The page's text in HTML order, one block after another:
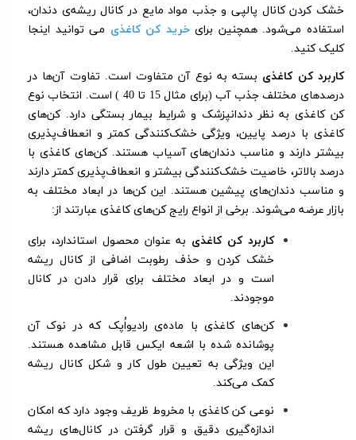
خشک کردن کانال پالپی و جذب مواد مایع در کانال ریشه‌ی دندان،
استفاده می‌شود. همچنین برایخرید کن کاغذی می توانید اینجا
کلیک کنید.
کاربرد کن کاغذی بسته به نوع آن متفاوت است. تفاوت آن‌ها در
درصدهای مختلف جذب آب (برای مثال 15 تا 40 ) است. انتخاب نوع
کن کاغذی به نظر دندانپزشک و شرایط بیمار بستگی دارد. کن‌های
کاغذی با درصد پایین‌، ویژگی خشک‌کنندگی کمتر و انعطاف‌پذیری
بیشتر دارند و مناسب دندان‌های آسیاب هستند. کن‌های کاغذی با
درصد بالاتر، خاصیت خشک‌کنندگی بیشتر و انعطاف‌پذیری کمتر دارند
و مناسب دندان‌های پیشین هستند. این کن‌ها در ابعاد مختلف به
بازار عرضه می‌شوند. برخی از انواع رایج کن‌های کاغذی عبارتند از:
کاربرد کن‌ کاغذی به عنوان محصول استاندارد، برای
خشک کردن و حذف رطوبت اضافی از کانال ریشه
است و در ابعاد مختلف برای قرار دادن در کانال
موجودند.
کن‌های کاغذی با ماده‌ی رادیواُپک که در نوک آن
پوشانده شده با اشعه ایکس قابل مشاهده هستند.
این ویژگی به تعیین طول کار و شکل کانال ریشه
کمک می‌کند.
نوعی کن کاغذی با مخروط ظریف وجود دارد که امکان
اندازه‌گیری دقیق و قرار گرفتن در کانال‌های ریشه